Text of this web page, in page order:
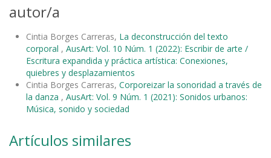
autor/a
Cintia Borges Carreras, La deconstrucción del texto
corporal , AusArt: Vol. 10 Núm. 1 (2022): Escribir de arte /
Escritura expandida y práctica artística: Conexiones,
quiebres y desplazamientos
Cintia Borges Carreras, Corporeizar la sonoridad a través de
la danza , AusArt: Vol. 9 Núm. 1 (2021): Sonidos urbanos:
Música, sonido y sociedad
Artículos similares